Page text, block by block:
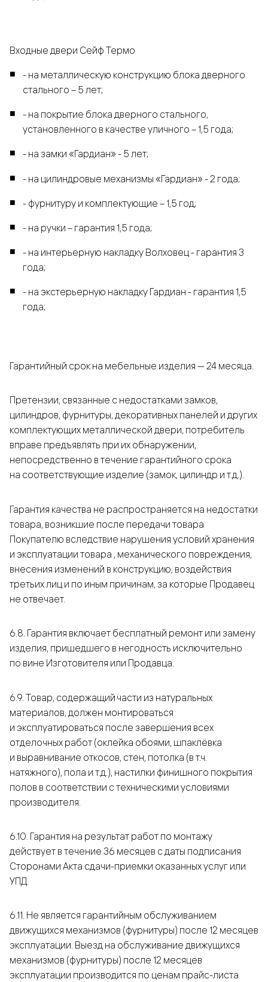
Входные двери Сейф Термо
- на металлическую конструкцию блока дверного
стального – 5 лет;
- на покрытие блока дверного стального,
установленного в качестве уличного – 1,5 года;
- на замки «Гардиан» - 5 лет;
- на цилиндровые механизмы «Гардиан» - 2 года;
- фурнитуру и комплектующие – 1,5 год;
- на ручки – гарантия 1,5 года;
- на интерьерную накладку Волховец - гарантия 3
года;
- на экстерьерную накладку Гардиан - гарантия 1,5
года;
Гарантийный срок на мебельные изделия — 24 месяца.
Претензии, связанные с недостатками замков,
цилиндров, фурнитуры, декоративных панелей и других
комплектующих металлической двери, потребитель
вправе предъявлять при их обнаружении,
непосредственно в течение гарантийного срока
на соответствующие изделие (замок, цилиндр и т.д.).
Гарантия качества не распространяется на недостатки
товара, возникшие после передачи товара
Покупателю вследствие нарушения условий хранения
и эксплуатации товара , механического повреждения,
внесения изменений в конструкцию, воздействия
третьих лиц и по иным причинам, за которые Продавец
не отвечает.
6.8. Гарантия включает бесплатный ремонт или замену
изделия, пришедшего в негодность исключительно
по вине Изготовителя или Продавца.
6.9. Товар, содержащий части из натуральных
материалов, должен монтироваться
и эксплуатироваться после завершения всех
отделочных работ (оклейка обоями, шпаклёвка
и выравнивание откосов, стен, потолка (в т.ч.
натяжного), пола и т.д.), настилки финишного покрытия
полов в соответствии с техническими условиями
производителя.
6.10. Гарантия на результат работ по монтажу
действует в течение 36 месяцев с даты подписания
Сторонами Акта сдачи-приемки оказанных услуг или
УПД.
6.11. Не является гарантийным обслуживанием
движущихся механизмов (фурнитуры) после 12 месяцев
эксплуатации. Выезд на обслуживание движущихся
механизмов (фурнитуры) после 12 месяцев
эксплуатации производится по ценам прайс-листа